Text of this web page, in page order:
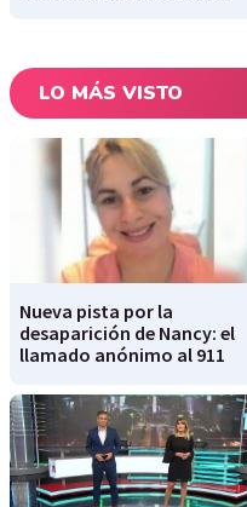
LO MÁS VISTO
Nueva pista por la
desaparición de Nancy: el
llamado anónimo al 911